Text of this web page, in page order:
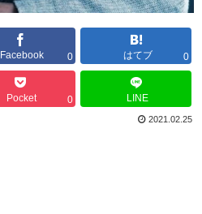
Facebook 0 はてブ 0
Pocket 0 LINE
2021.02.25